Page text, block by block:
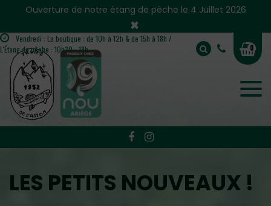
Ouverture de notre étang de pêche le 4 Juillet 2026
×
Vendredi : La boutique : de 10h à 12h & de 15h à 18h /
L'Étang de pêche : 10h30 - 18h
0
LES PETITS NOUVEAUX !
Panneau de gestion des cookies